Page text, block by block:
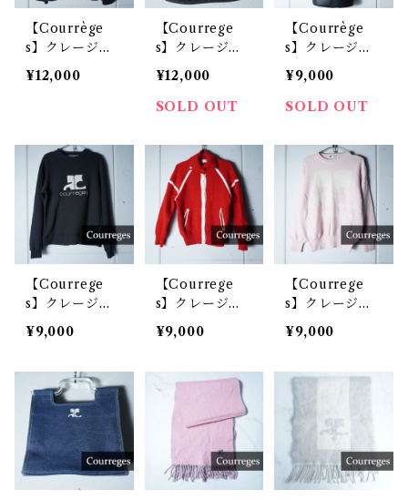
【Courrège
s】クレージュ
ハーフジップベ
ロアジャケット
¥12,000
【Courrege
s】クレージュ
ロゴスエードレ
ザーハンドバッ
グ black
¥12,000
SOLD OUT
【Courrège
s】クレージュ
エンボスロゴレ
ザーショルダー
バッグ black
¥9,000
SOLD OUT
【Courrege
s】クレージュ
ロゴ刺繍スウェ
ット black
¥9,000
【Courrege
s】クレージュ
”WOOL10
0％”Y2Kホワ
ト red & whit
¥9,000
【Courrege
s】クレージュ
Y2K "WOOL1
00%" ホワイト
k
¥9,000